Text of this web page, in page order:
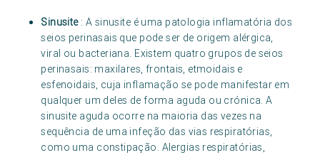
Sinusite: A sinusite é uma patologia inflamatória dos
seios perinasais que pode ser de origem alérgica,
viral ou bacteriana. Existem quatro grupos de seios
perinasais: maxilares, frontais, etmoidais e
esfenoidais, cuja inflamação se pode manifestar em
qualquer um deles de forma aguda ou crónica. A
sinusite aguda ocorre na maioria das vezes na
sequência de uma infeção das vias respiratórias,
como uma constipação. Alergias respiratórias,